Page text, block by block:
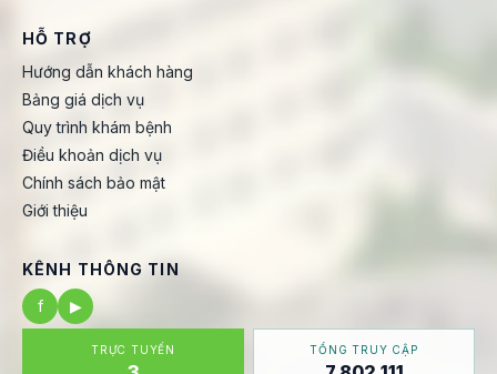
HỖ TRỢ
Hướng dẫn khách hàng
Bảng giá dịch vụ
Quy trình khám bệnh
Điều khoản dịch vụ
Chính sách bảo mật
Giới thiệu
KÊNH THÔNG TIN
f
▶
TRỰC TUYẾN TỔNG TRUY CẬP